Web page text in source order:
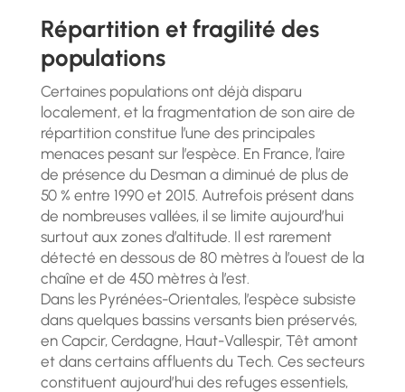
Répartition et fragilité des
populations
Certaines populations ont déjà disparu
localement, et la fragmentation de son aire de
répartition constitue l’une des principales
menaces pesant sur l’espèce. En France, l’aire
de présence du Desman a diminué de plus de
50 % entre 1990 et 2015. Autrefois présent dans
de nombreuses vallées, il se limite aujourd’hui
surtout aux zones d’altitude. Il est rarement
détecté en dessous de 80 mètres à l’ouest de la
chaîne et de 450 mètres à l’est.
Dans les Pyrénées-Orientales, l’espèce subsiste
dans quelques bassins versants bien préservés,
en Capcir, Cerdagne, Haut-Vallespir, Têt amont
et dans certains affluents du Tech. Ces secteurs
constituent aujourd’hui des refuges essentiels,